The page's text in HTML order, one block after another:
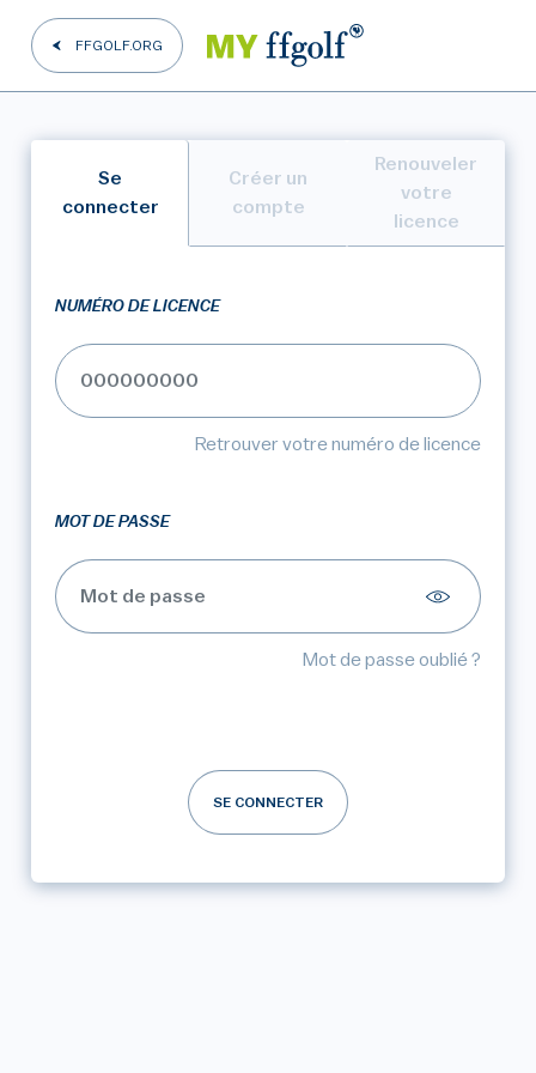
FFGOLF.ORG
Se
connecter
Créer un
compte
Renouveler
votre
licence
NUMÉRO DE LICENCE
Retrouver votre numéro de licence
MOT DE PASSE
Mot de passe oublié ?
SE CONNECTER